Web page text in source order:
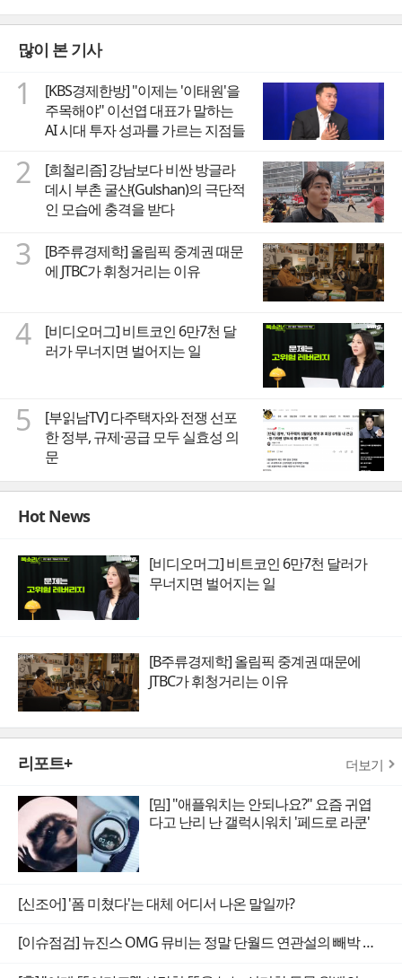
많이 본 기사
1
[KBS경제한방] "이제는 '이태원'을
주목해야" 이선엽 대표가 말하는
AI 시대 투자 성과를 가르는 지점들
2
[희철리즘] 강남보다 비싼 방글라
데시 부촌 굴샨(Gulshan)의 극단적
인 모습에 충격을 받다
3
[B주류경제학] 올림픽 중계권 때문
에 JTBC가 휘청거리는 이유
4
[비디오머그] 비트코인 6만7천 달
러가 무너지면 벌어지는 일
5
[부읽남TV] 다주택자와 전쟁 선포
한 정부, 규제·공급 모두 실효성 의
문
Hot News
[비디오머그] 비트코인 6만7천 달러가
무너지면 벌어지는 일
[B주류경제학] 올림픽 중계권 때문에
JTBC가 휘청거리는 이유
리포트+ 더보기
[밈] "애플워치는 안되나요?" 요즘 귀엽
다고 난리 난 갤럭시워치 '페드로 라쿤'
[신조어] '폼 미쳤다'는 대체 어디서 나온 말일까?
[이슈점검] 뉴진스 OMG 뮤비는 정말 단월드 연관설의 빼박 증거일까